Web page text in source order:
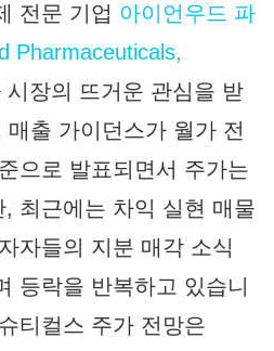
전문 기업 아이언우드 파
Pharmaceuticals,
시장의 뜨거운 관심을 받
매출 가이던스가 월가 전
으로 발표되면서 주가는
최근에는 차익 실현 매물
자들의 지분 매각 소식
등락을 반복하고 있습니
티컬스 주가 전망은